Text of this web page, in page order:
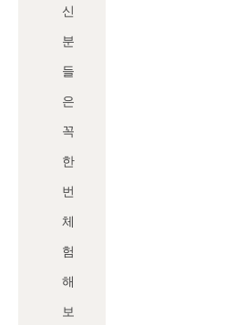
신
분
들
은
꼭
한
번
체
험
해
보